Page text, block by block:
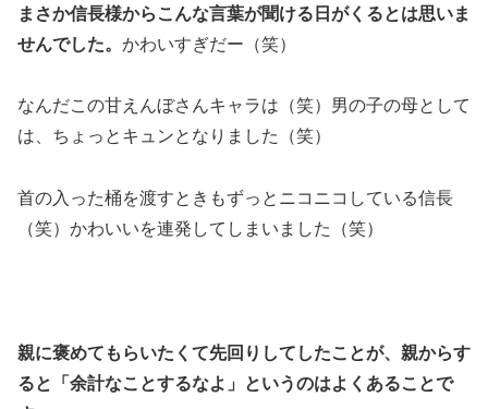
まさか信長様からこんな言葉が聞ける日がくるとは思いま
せんでした。 かわいすぎだー（笑）
なんだこの甘えんぼさんキャラは（笑）男の子の母として
は、ちょっとキュンとなりました（笑）
首の入った桶を渡すときもずっとニコニコしている信長
（笑）かわいいを連発してしまいました（笑）
親に褒めてもらいたくて先回りしてしたことが、親からす
ると「余計なことするなよ」というのはよくあることで